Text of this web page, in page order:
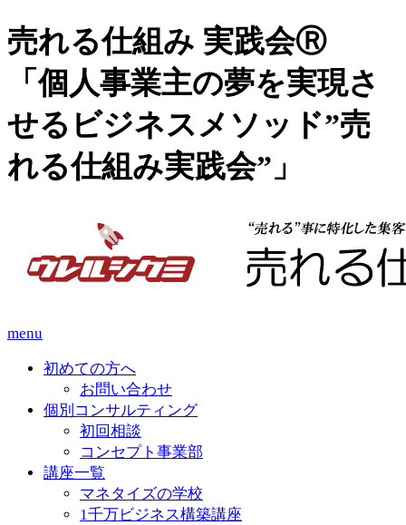
売れる仕組み 実践会Ⓡ
「個人事業主の夢を実現さ
せるビジネスメソッド”売
れる仕組み実践会”」
menu
初めての方へ
お問い合わせ
個別コンサルティング
初回相談
コンセプト事業部
講座一覧
マネタイズの学校
1千万ビジネス構築講座